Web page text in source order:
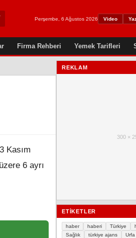
Perşembe, 6 Ağustos 2026 Video
Firma Rehberi Yemek Tarifleri
Kasım
6 ayrı
REKLAM
300 ×
ETIKETLER
haber haberi Türkiye
Sağlık
türkiye ajans Urfa